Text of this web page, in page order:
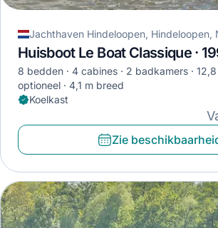
Jachthaven Hindeloopen, Hindeloopen,
Huisboot Le Boat Classique ·
8 bedden 4 cabines 2 badkamers
optioneel
4,1 m breed
Koelkast
Zie